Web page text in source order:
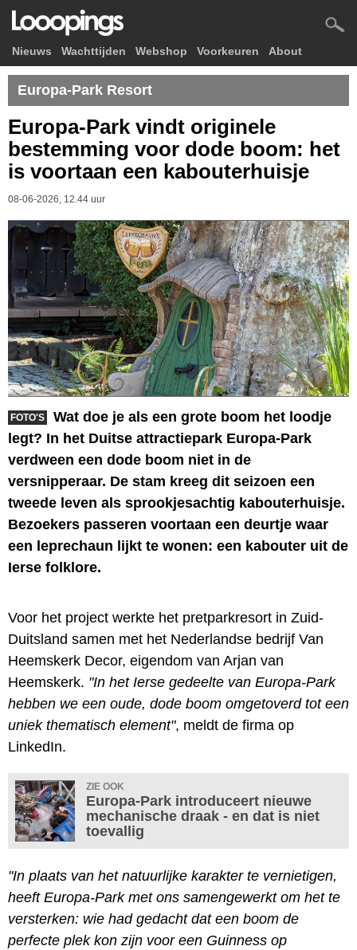
Nieuws Wachttijden Webshop Voorkeuren About
Europa-Park Resort
Europa-Park vindt originele
bestemming voor dode boom: het
is voortaan een kabouterhuisje
08-06-2026, 12.44 uur
FOTO'S
Wat doe je als een grote boom het loodje
legt? In het Duitse attractiepark Europa-Park
verdween een dode boom niet in de
versnipperaar. De stam kreeg dit seizoen een
tweede leven als sprookjesachtig kabouterhuisje.
Bezoekers passeren voortaan een deurtje waar
een leprechaun lijkt te wonen: een kabouter uit de
Ierse folklore.
Voor het project werkte het pretparkresort in Zuid-
Duitsland samen met het Nederlandse bedrijf Van
Heemskerk Decor, eigendom van Arjan van
Heemskerk. "In het Ierse gedeelte van Europa-Park
hebben we een oude, dode boom omgetoverd tot een
uniek thematisch element", meldt de firma op
LinkedIn.
ZIE OOK
Europa-Park introduceert nieuwe
mechanische draak - en dat is niet
toevallig
"In plaats van het natuurlijke karakter te vernietigen,
heeft Europa-Park met ons samengewerkt om het te
versterken: wie had gedacht dat een boom de
perfecte plek kon zijn voor een Guinness op